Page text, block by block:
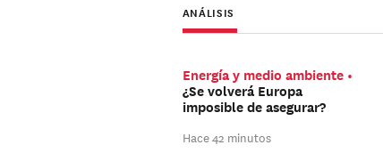
ANÁLISIS
Energía y medio ambiente
¿Se volverá Europa
imposible de asegurar?
Hace 42 minutos